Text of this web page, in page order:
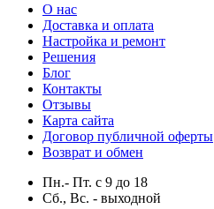
О нас
Доставка и оплата
Настройка и ремонт
Решения
Блог
Контакты
Отзывы
Карта сайта
Договор публичной оферты
Возврат и обмен
Пн.- Пт. с 9 до 18
Сб., Вс. - выходной